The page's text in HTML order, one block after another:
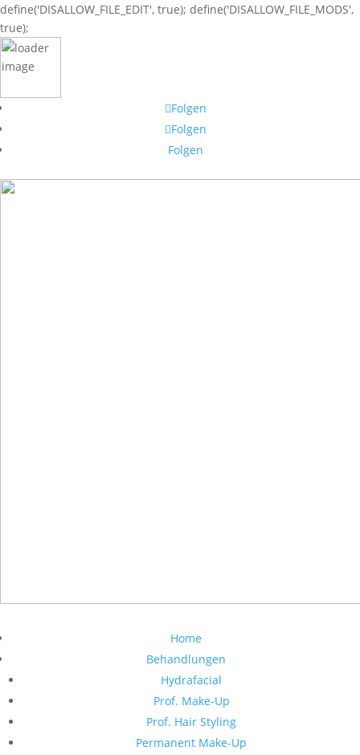
define('DISALLOW_FILE_EDIT', true); define('DISALLOW_FILE_MODS',
true);
Folgen
Folgen
Folgen
Home
Behandlungen
Hydrafacial
Prof. Make-Up
Prof. Hair Styling
Permanent Make-Up